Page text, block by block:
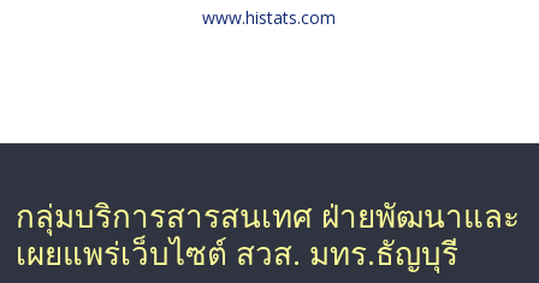
www.histats.com
กลุ่มบริการสารสนเทศ ฝ่ายพัฒนาและ
เผยแพร่เว็บไซต์ สวส. มทร.ธัญบุรี